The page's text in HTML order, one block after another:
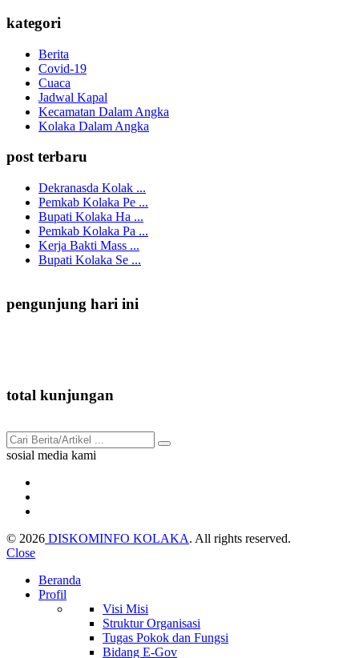
kategori
Berita
Covid-19
Cuaca
Jadwal Kapal
Kecamatan Dalam Angka
Kolaka Dalam Angka
post terbaru
Dekranasda Kolak ...
Pemkab Kolaka Pe ...
Bupati Kolaka Ha ...
Pemkab Kolaka Pa ...
Kerja Bakti Mass ...
Bupati Kolaka Se ...
pengunjung hari ini
total kunjungan
sosial media kami
© 2026 DISKOMINFO KOLAKA. All rights reserved.
Close
Beranda
Profil
Visi Misi
Struktur Organisasi
Tugas Pokok dan Fungsi
Bidang E-Gov